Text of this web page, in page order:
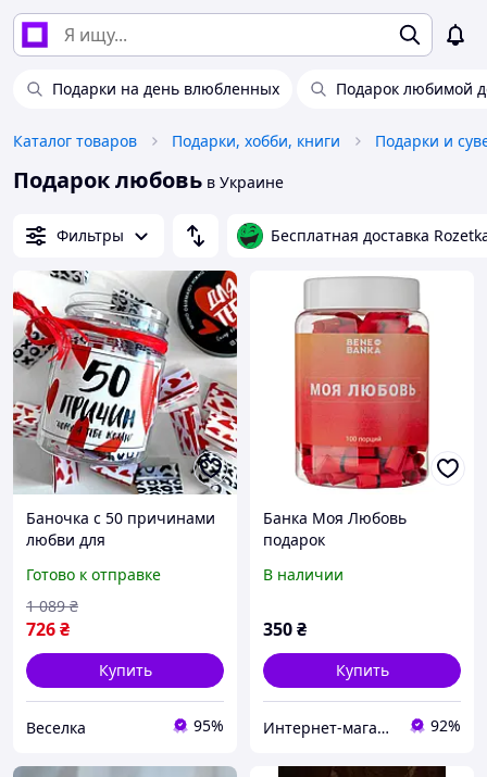
Подарки на день влюбленных Подарок любимой
Каталог товаров Подарки, хобби, книги Подарки и
Подарок любовь в Украине
Фильтры Бесплатная доставка
Баночка с 50 причинами
любви для
к празднику
оригинальный сюрприз
для близкого человека
FLAME
Готово к отправке
726₴
1 089 ₴
Купить
Веселка 95%
Банка Моя Любовь
подарок
В наличии
350₴
Купить
Интернет-магазин "Удиви Всех" 92%